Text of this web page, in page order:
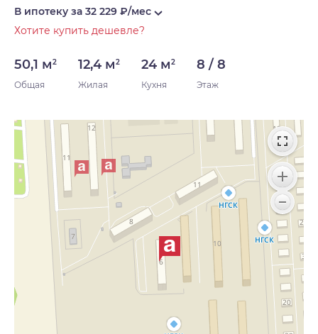
В ипотеку за 32 229 ₽/мес
Хотите купить дешевле?
50,1 м2
Общая
12,4 м2
Жилая
24 м2
Кухня
8 / 8
Этаж